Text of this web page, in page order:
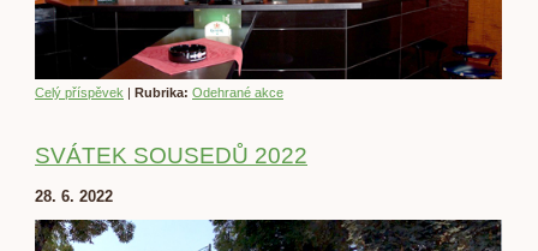
Celý příspěvek | Rubrika: Odehrané akce
SVÁTEK SOUSEDŮ 2022
28. 6. 2022